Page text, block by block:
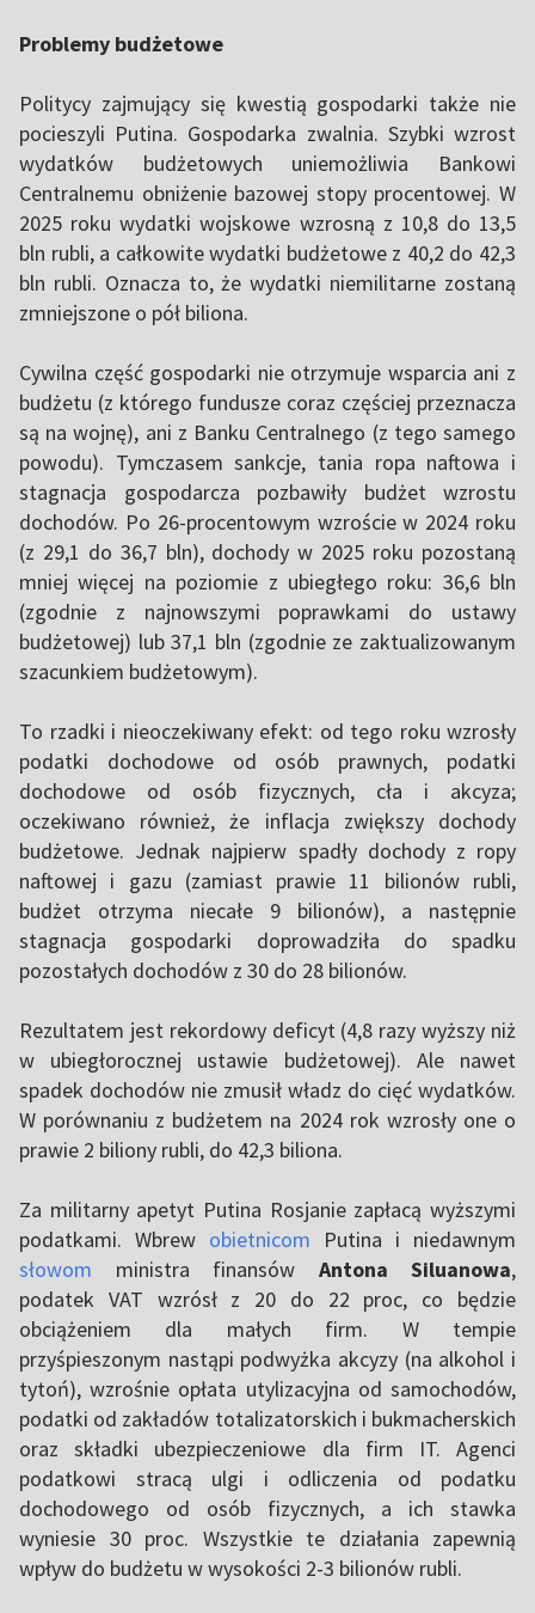
Problemy budżetowe
Politycy zajmujący się kwestią gospodarki także nie
pocieszyli Putina. Gospodarka zwalnia. Szybki wzrost
wydatków budżetowych uniemożliwia Bankowi
Centralnemu obniżenie bazowej stopy procentowej. W
2025 roku wydatki wojskowe wzrosną z 10,8 do 13,5
bln rubli, a całkowite wydatki budżetowe z 40,2 do 42,3
bln rubli. Oznacza to, że wydatki niemilitarne zostaną
zmniejszone o pół biliona.
Cywilna część gospodarki nie otrzymuje wsparcia ani z
budżetu (z którego fundusze coraz częściej przeznacza
są na wojnę), ani z Banku Centralnego (z tego samego
powodu). Tymczasem sankcje, tania ropa naftowa i
stagnacja gospodarcza pozbawiły budżet wzrostu
dochodów. Po 26-procentowym wzroście w 2024 roku
(z 29,1 do 36,7 bln), dochody w 2025 roku pozostaną
mniej więcej na poziomie z ubiegłego roku: 36,6 bln
(zgodnie z najnowszymi poprawkami do ustawy
budżetowej) lub 37,1 bln (zgodnie ze zaktualizowanym
szacunkiem budżetowym).
To rzadki i nieoczekiwany efekt: od tego roku wzrosły
podatki dochodowe od osób prawnych, podatki
dochodowe od osób fizycznych, cła i akcyza;
oczekiwano również, że inflacja zwiększy dochody
budżetowe. Jednak najpierw spadły dochody z ropy
naftowej i gazu (zamiast prawie 11 bilionów rubli,
budżet otrzyma niecałe 9 bilionów), a następnie
stagnacja gospodarki doprowadziła do spadku
pozostałych dochodów z 30 do 28 bilionów.
Rezultatem jest rekordowy deficyt (4,8 razy wyższy niż
w ubiegłorocznej ustawie budżetowej). Ale nawet
spadek dochodów nie zmusił władz do cięć wydatków.
W porównaniu z budżetem na 2024 rok wzrosły one o
prawie 2 biliony rubli, do 42,3 biliona.
Za militarny apetyt Putina Rosjanie zapłacą wyższymi
podatkami. Wbrew obietnicom Putina i niedawnym
słowom ministra finansów Antona Siluanowa,
podatek VAT wzrósł z 20 do 22 proc, co będzie
obciążeniem dla małych firm. W tempie
przyśpieszonym nastąpi podwyżka akcyzy (na alkohol i
tytoń), wzrośnie opłata utylizacyjna od samochodów,
podatki od zakładów totalizatorskich i bukmacherskich
oraz składki ubezpieczeniowe dla firm IT. Agenci
podatkowi stracą ulgi i odliczenia od podatku
dochodowego od osób fizycznych, a ich stawka
wyniesie 30 proc. Wszystkie te działania zapewnią
wpływ do budżetu w wysokości 2-3 bilionów rubli.